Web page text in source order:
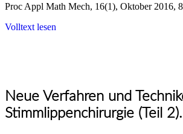
Proc Appl Math Mech, 16(1), Oktober 2016,
Volltext lesen
Neue Verfahren und
Stimmlippenchirurgie (Teil 2).